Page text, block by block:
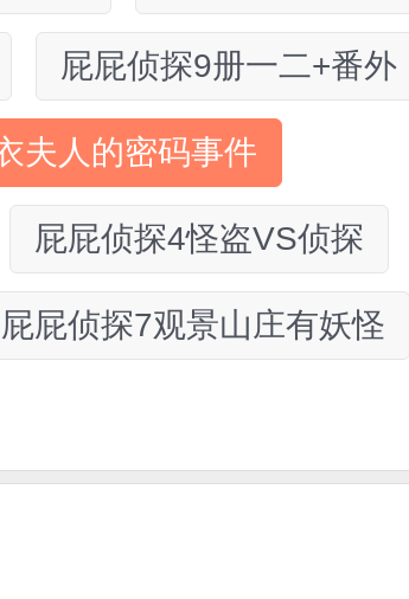
屁屁侦探9册一二+番外
夫人的密码事件
屁屁侦探4怪盗VS侦探
屁屁侦探7观景山庄有妖怪